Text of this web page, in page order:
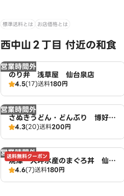
標準送料とは お店価格とは
西中山２丁目 付近の和食
営業時間外
のり弁 浅草屋 仙台泉店
4.5(17)送料180円
営業時間外
さぬきうどん・どんぶり 博好
仙台泉店
4.3(20)送料200円
営業時間外
送料無料クーポン
焼津 大坪水産のまぐろ丼 仙台
泉店
4.6(7)送料180円